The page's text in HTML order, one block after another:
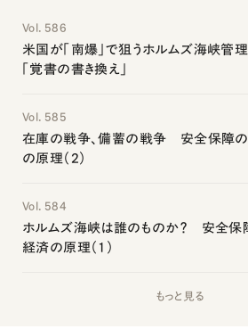
Vol. 586
米国が「南爆」で狙うホルムズ海峡管
「覚書の書き換え」
Vol. 585
在庫の戦争、備蓄の戦争 安全保障
の原理（2）
Vol. 584
ホルムズ海峡は誰のものか？ 安全保
経済の原理（1）
もっと見る